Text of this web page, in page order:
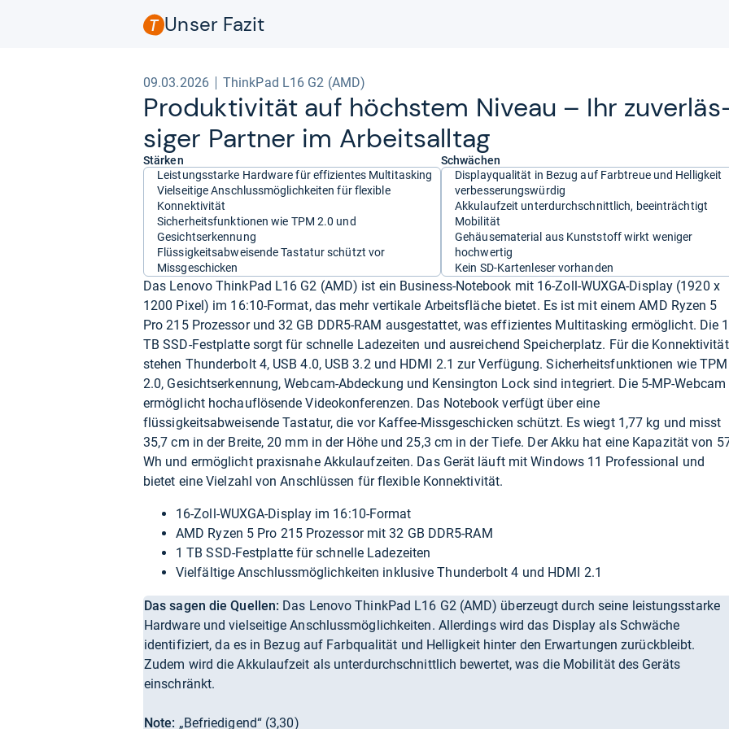
Unser Fazit
09.03.2026 ThinkPad L16 G2 (AMD)
Pro­duk­ti­vi­tät auf höchs­tem Niveau – Ihr
si­ger Part­ner im Arbeit­sall­tag
Stärken
Leistungsstarke Hardware für effizientes Multitasking
Vielseitige Anschlussmöglichkeiten für flexible
Konnektivität
Sicherheitsfunktionen wie TPM 2.0 und
Gesichtserkennung
Flüssigkeitsabweisende Tastatur schützt vor
Missgeschicken
Schwächen
Displayqualität in Bezug auf Farbtreue und Helligkeit
verbesserungswürdig
Akkulaufzeit unterdurchschnittlich, beeinträchtigt
Mobilität
Gehäusematerial aus Kunststoff wirkt weniger
hochwertig
Kein SD-Kartenleser vorhanden
Das Lenovo ThinkPad L16 G2 (AMD) ist ein Business-Notebook mit 16-Zoll-WUXGA-Display (1920 x
1200 Pixel) im 16:10-Format, das mehr vertikale Arbeitsfläche bietet. Es ist mit einem AMD Ryzen 5
Pro 215 Prozessor und 32 GB DDR5-RAM ausgestattet, was effizientes Multitasking ermöglicht. Die 1
TB SSD-Festplatte sorgt für schnelle Ladezeiten und ausreichend Speicherplatz. Für die Konnektivität
stehen Thunderbolt 4, USB 4.0, USB 3.2 und HDMI 2.1 zur Verfügung. Sicherheitsfunktionen wie TPM
2.0, Gesichtserkennung, Webcam-Abdeckung und Kensington Lock sind integriert. Die 5-MP-Webcam
ermöglicht hochauflösende Videokonferenzen. Das Notebook verfügt über eine
flüssigkeitsabweisende Tastatur, die vor Kaffee-Missgeschicken schützt. Es wiegt 1,77 kg und misst
35,7 cm in der Breite, 20 mm in der Höhe und 25,3 cm in der Tiefe. Der Akku hat eine Kapazität von
Wh und ermöglicht praxisnahe Akkulaufzeiten. Das Gerät läuft mit Windows 11 Professional und
bietet eine Vielzahl von Anschlüssen für flexible Konnektivität.
16-Zoll-WUXGA-Display im 16:10-Format
AMD Ryzen 5 Pro 215 Prozessor mit 32 GB DDR5-RAM
1 TB SSD-Festplatte für schnelle Ladezeiten
Vielfältige Anschlussmöglichkeiten inklusive Thunderbolt 4 und HDMI 2.1
Das sagen die Quellen: Das Lenovo ThinkPad L16 G2 (AMD) überzeugt durch seine leistungsstarke
Hardware und vielseitige Anschlussmöglichkeiten. Allerdings wird das Display als Schwäche
identifiziert, da es in Bezug auf Farbqualität und Helligkeit hinter den Erwartungen zurückbleibt.
Zudem wird die Akkulaufzeit als unterdurchschnittlich bewertet, was die Mobilität des Geräts
einschränkt.
Note: „Befriedigend“ (3,30)